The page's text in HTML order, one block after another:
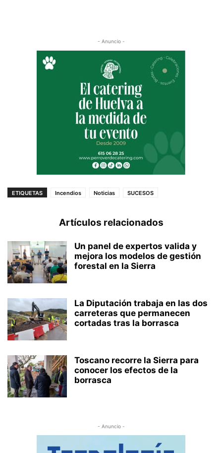
- Anuncio -
ETIQUETAS Incendios Noticias SUCESOS
Artículos relacionados
Un panel de expertos valida y
mejora los modelos de gestión
forestal en la Sierra
La Diputación trabaja en las dos
carreteras que permanecen
cortadas tras la borrasca
Toscano recorre la Sierra para
conocer los efectos de la
borrasca
- Anuncio -